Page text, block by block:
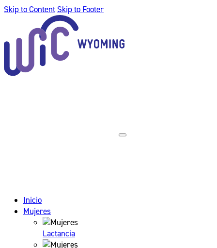
Skip to Content Skip to Footer
Inicio
Mujeres
Lactancia